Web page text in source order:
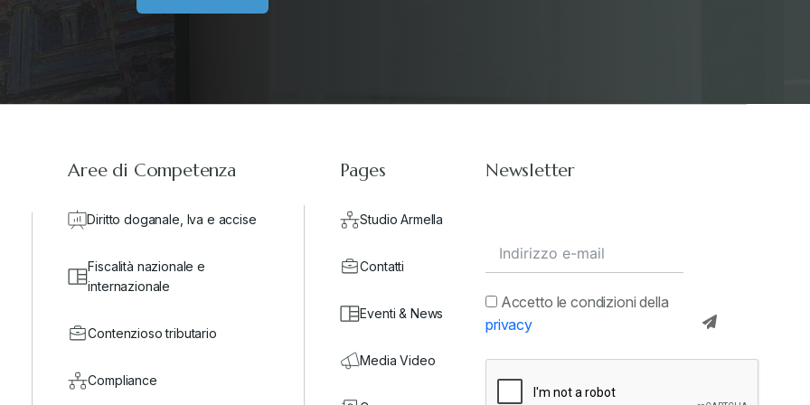
Aree di Competenza
Diritto doganale, Iva e accise
Fiscalità nazionale e
internazionale
Contenzioso tributario
Compliance
Pages
Studio Armella
Contatti
Eventi & News
Media Video
Newsletter
Accetto le condizioni della
privacy